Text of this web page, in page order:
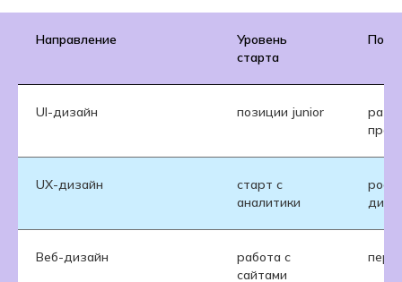
Направление
Уровень
старта
UI-дизайн позиции junior
UX-дизайн
старт с
аналитики
рост
Веб-дизайн
работа с
сайтами